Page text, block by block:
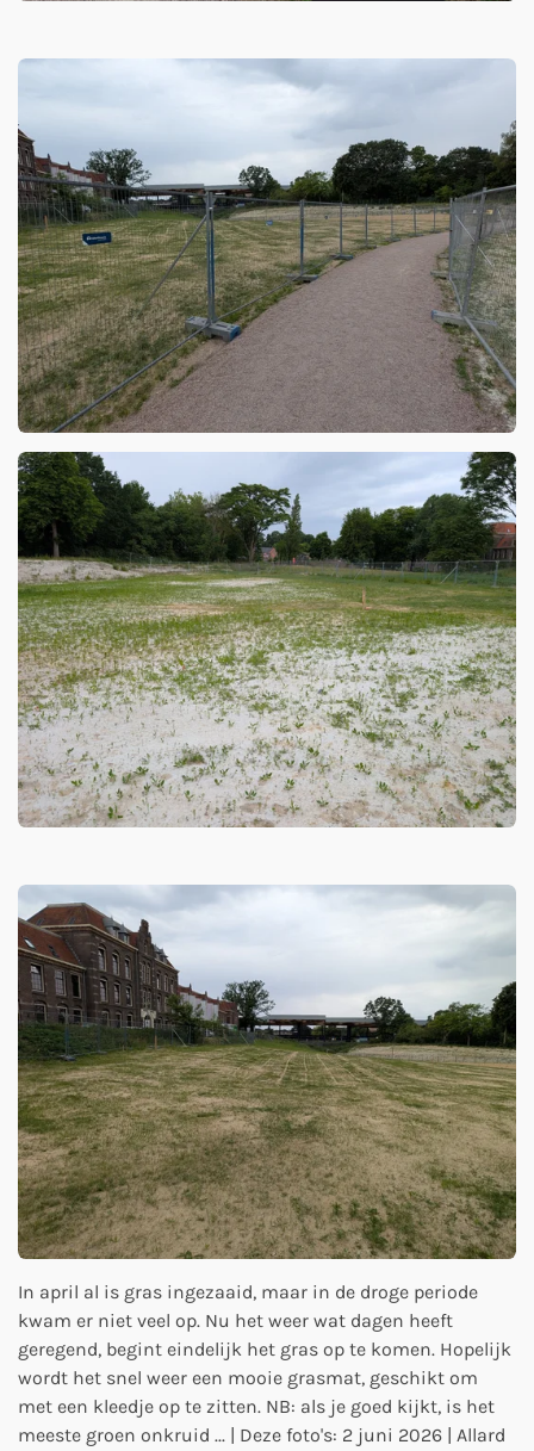
In april al is gras ingezaaid, maar in de droge periode
kwam er niet veel op. Nu het weer wat dagen heeft
geregend, begint eindelijk het gras op te komen. Hopelijk
wordt het snel weer een mooie grasmat, geschikt om
met een kleedje op te zitten. NB: als je goed kijkt, is het
meeste groen onkruid ... | Deze foto's: 2 juni 2026 | Allard